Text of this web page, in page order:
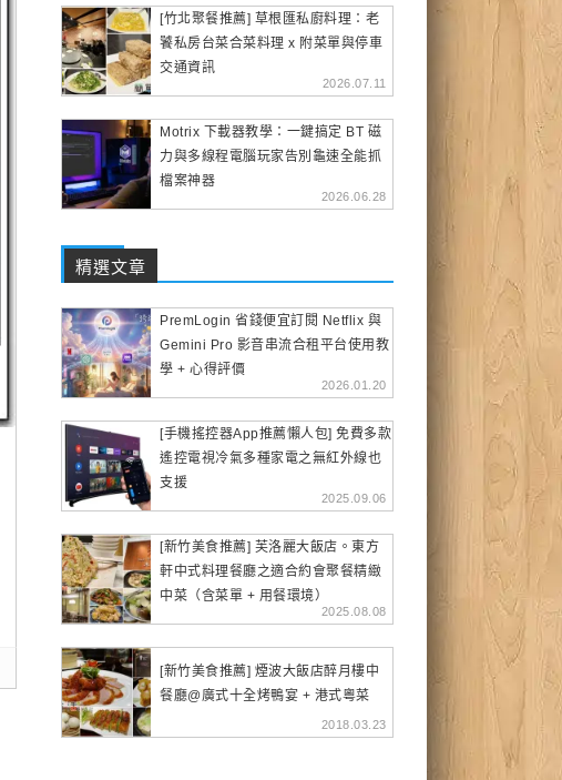
[竹北聚餐推薦] 草根匯私廚料理：老
饕私房台菜合菜料理 x 附菜單與停車
交通資訊
2026.07.11
Motrix 下載器教學：一鍵搞定 BT 磁
力與多線程電腦玩家告別龜速全能抓
檔案神器
2026.06.28
精選文章
PremLogin 省錢便宜訂閱 Netflix 與
Gemini Pro 影音串流合租平台使用教
學 + 心得評價
2026.01.20
[手機搖控器App推薦懶人包] 免費多款
遙控電視冷氣多種家電之無紅外線也
支援
2025.09.06
[新竹美食推薦] 芙洛麗大飯店。東方
軒中式料理餐廳之適合約會聚餐精緻
中菜（含菜單 + 用餐環境）
2025.08.08
[新竹美食推薦] 煙波大飯店醉月樓中
餐廳@廣式十全烤鴨宴 + 港式粵菜
2018.03.23